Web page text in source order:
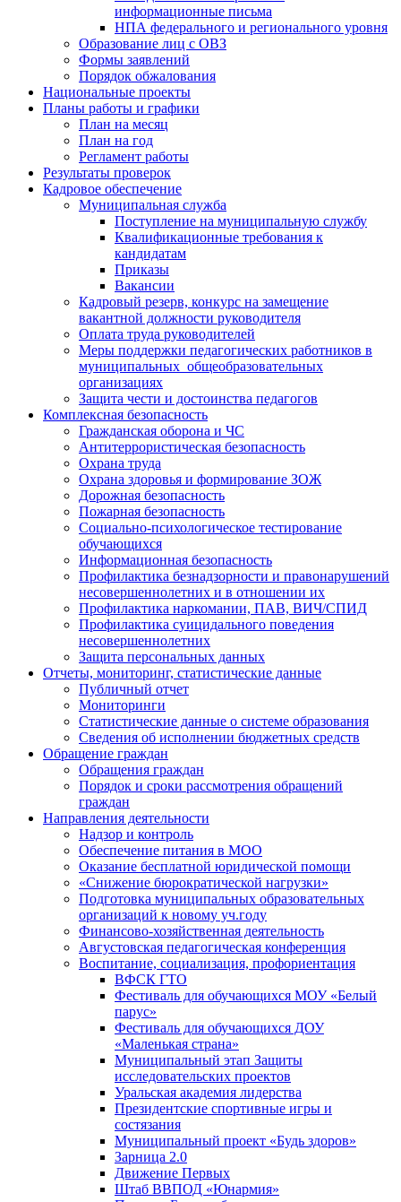
информационные письма
НПА федерального и регионального уровня
Образование лиц с ОВЗ
Формы заявлений
Порядок обжалования
Национальные проекты
Планы работы и графики
План на месяц
План на год
Регламент работы
Результаты проверок
Кадровое обеспечение
Муниципальная служба
Поступление на муниципальную службу
Квалификационные требования к
кандидатам
Приказы
Вакансии
Кадровый резерв, конкурс на замещение
вакантной должности руководителя
Оплата труда руководителей
Меры поддержки педагогических работников в
муниципальных общеобразовательных
организациях
Защита чести и достоинства педагогов
Комплексная безопасность
Гражданская оборона и ЧС
Антитеррористическая безопасность
Охрана труда
Охрана здоровья и формирование ЗОЖ
Дорожная безопасность
Пожарная безопасность
Социально-психологическое тестирование
обучающихся
Информационная безопасность
Профилактика безнадзорности и правонарушений
несовершеннолетних и в отношении их
Профилактика наркомании, ПАВ, ВИЧ/СПИД
Профилактика суицидального поведения
несовершеннолетних
Защита персональных данных
Отчеты, мониторинг, статистические данные
Публичный отчет
Мониторинги
Статистические данные о системе образования
Сведения об исполнении бюджетных средств
Обращение граждан
Обращения граждан
Порядок и сроки рассмотрения обращений
граждан
Направления деятельности
Надзор и контроль
Обеспечение питания в МОО
Оказание бесплатной юридической помощи
«Снижение бюрократической нагрузки»
Подготовка муниципальных образовательных
организаций к новому уч.году
Финансово-хозяйственная деятельность
Августовская педагогическая конференция
Воспитание, социализация, профориентация
ВФСК ГТО
Фестиваль для обучающихся МОУ «Белый
парус»
Фестиваль для обучающихся ДОУ
«Маленькая страна»
Муниципальный этап Защиты
исследовательских проектов
Уральская академия лидерства
Президентские спортивные игры и
состязания
Муниципальный проект «Будь здоров»
Зарница 2.0
Движение Первых
Штаб ВВПОД «Юнармия»